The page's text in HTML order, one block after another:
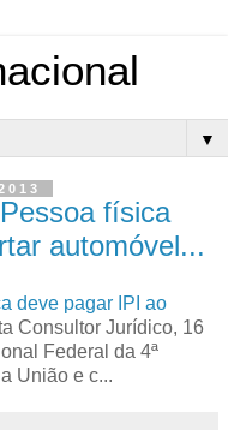
▼
física
automóvel...
deve pagar IPI ao
Consultor Jurídico, 16
Federal da 4ª
União e c...